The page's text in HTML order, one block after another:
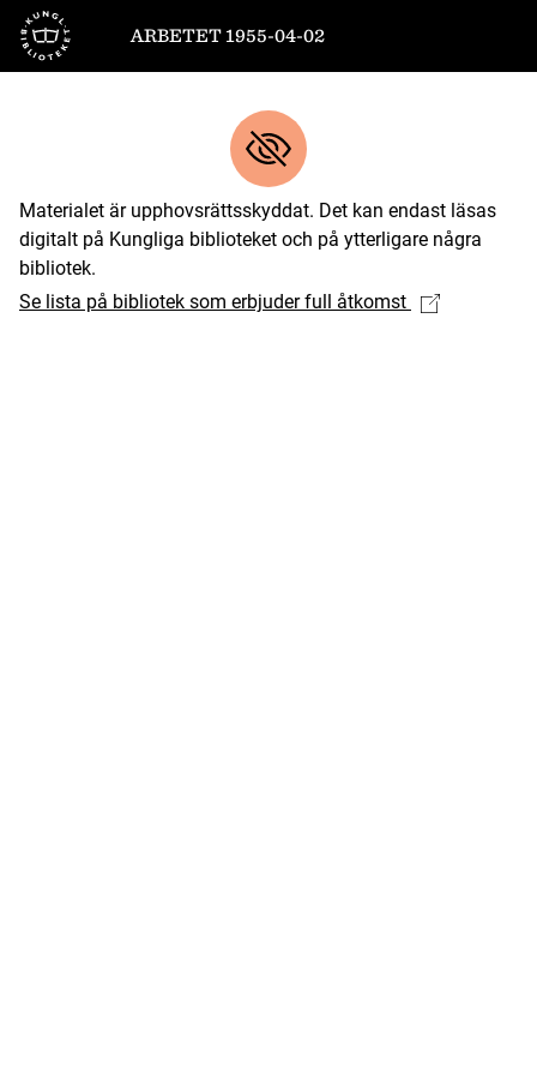
Till startsidan
ARBETET 1955-04-02
Materialet är upphovsrättsskyddat. Det kan endast läsas
digitalt på Kungliga biblioteket och på ytterligare några
bibliotek.
Se lista på bibliotek som erbjuder full åtkomst